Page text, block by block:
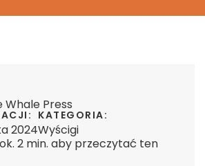
Whale Press
2024
KATEGORIA:
Wyścigi
2 min. aby przeczytać ten